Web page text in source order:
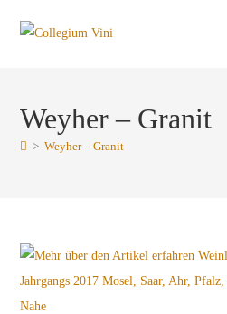
Inhalt
Weyher – Granit
> Weyher – Granit